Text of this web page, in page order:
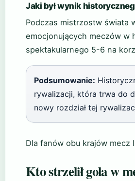
Jaki był wynik
Podczas mistrzostw świata
emocjonujących meczów w
spektakularnego 5-6 na
Podsumowanie:
rywalizacji, która trwa do
nowy rozdział tej
Dla fanów obu krajów mecz
Kto strzelił gola w